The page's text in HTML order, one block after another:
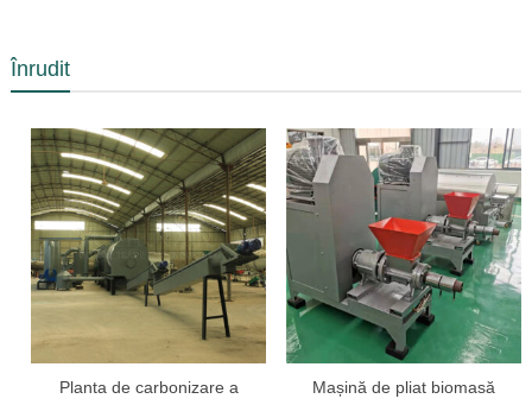
Înrudit
Planta de carbonizare a
Mașină de pliat biomasă